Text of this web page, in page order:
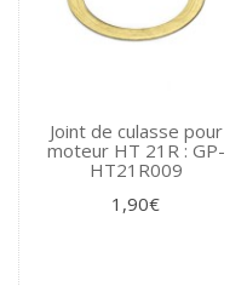
Joint de culasse pour
moteur HT 21R : GP-
HT21R009
1,90€